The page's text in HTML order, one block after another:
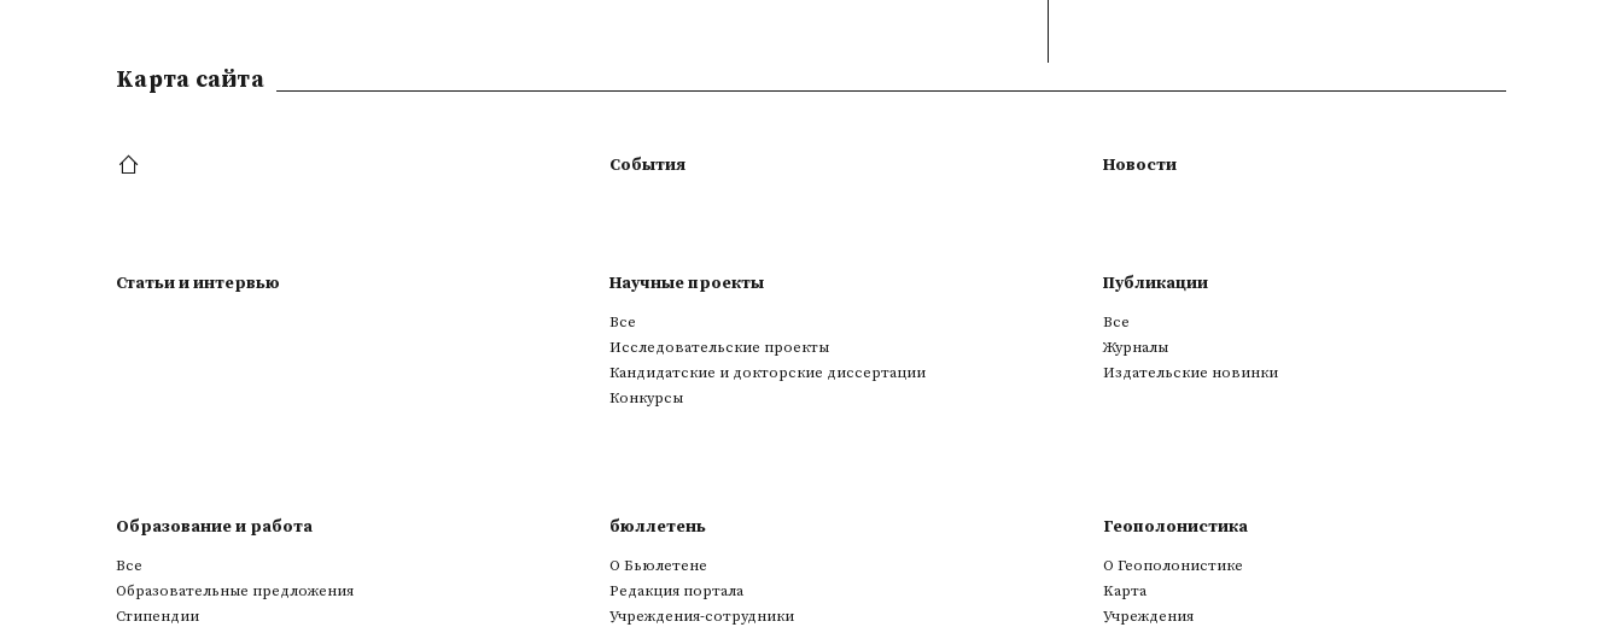
Kарта сайта
События Новости
Статьи и интервью Научные проекты
Все
Исследовательские проекты
Кандидатские и докторские диссертации
Конкурсы
Публикации
Все
Журналы
Издательские новинки
Образование и работа
Все
Образовательные предложения
Стипендии
бюллетень
О Бьюлетене
Редакция портала
Учреждения-сотрудники
Геополонистика
О Геополонистике
Kарта
Учреждения